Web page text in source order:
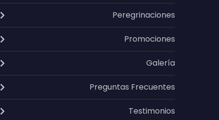
Peregrinaciones
Promociones
Galería
Preguntas Frecuentes
Testimonios